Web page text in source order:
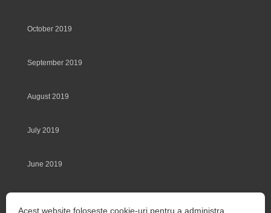
Acest website foloseste cookie-uri pentru a administra,
October 2019
September 2019
August 2019
July 2019
June 2019